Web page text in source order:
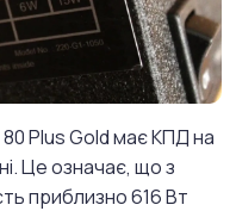
Plus Gold має КПД на
Це означає, що з
приблизно 616 Вт